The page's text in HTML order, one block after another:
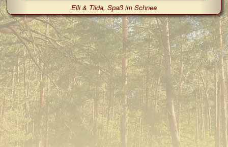
Elli & Tilda, Spaß im Schnee